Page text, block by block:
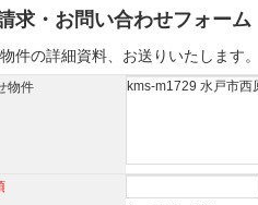
求・お問い合わせフォーム
件の詳細資料、お送りいたします
物件